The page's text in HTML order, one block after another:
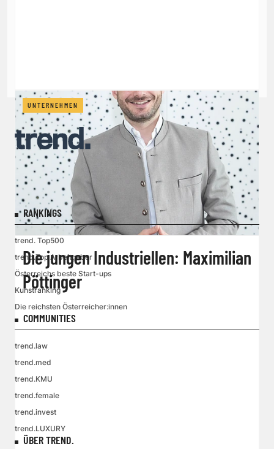
UNTERNEHMEN
Die jungen Industriellen: Maximilian
Pöttinger
RANKINGS
trend. Top500
trend.Top Arbeitgeber
Österreichs beste Start-ups
Kunstranking
Die reichsten Österreicher:innen
COMMUNITIES
trend.law
trend.med
trend.KMU
trend.female
trend.invest
trend.LUXURY
ÜBER TREND.